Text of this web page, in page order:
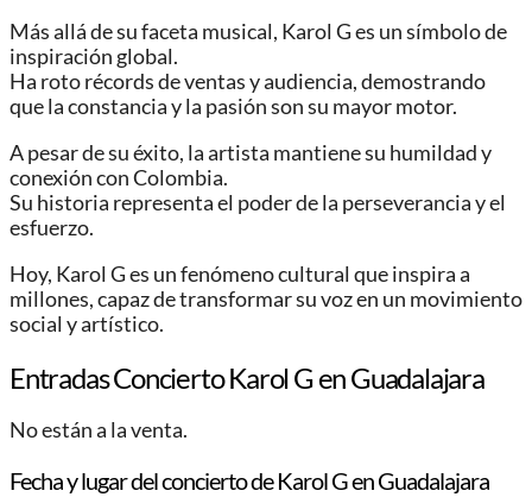
Más allá de su faceta musical, Karol G es un símbolo de
inspiración global.
Ha roto récords de ventas y audiencia, demostrando
que la constancia y la pasión son su mayor motor.
A pesar de su éxito, la artista mantiene su humildad y
conexión con Colombia.
Su historia representa el poder de la perseverancia y el
esfuerzo.
Hoy, Karol G es un fenómeno cultural que inspira a
millones, capaz de transformar su voz en un movimiento
social y artístico.
Entradas Concierto Karol G en Guadalajara
No están a la venta.
Fecha y lugar del concierto de Karol G en Guadalajara